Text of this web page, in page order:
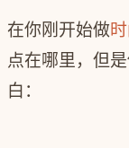
在你刚开始做
点在哪里，但
白：